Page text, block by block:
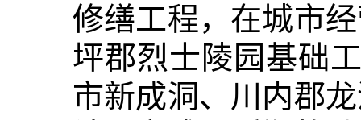
修缮工程，在城市
坪郡烈士陵园基础
市新成洞、川内郡